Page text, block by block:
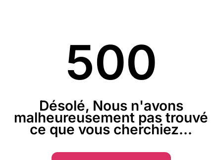
500
Désolé, Nous n'avons
malheureusement pas trouvé
ce que vous cherchiez...